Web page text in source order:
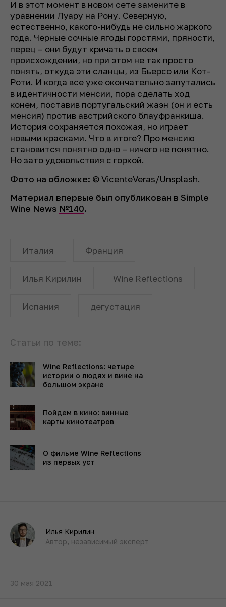
И в этот момент в новом сете замените в
уравнении Луару на Рону. Северную,
естественно, какого-нибудь не сильно жаркого
года. Черные сочные ягоды горстями, пряности,
перец – они будут кричать о своем
происхождении, но при этом не так просто
понять, откуда эти сланцы, из Бьерсо или Кот-
Роти. И когда все уже окончательно запутались
в идентичности менсии, пора сделать ход
конем, поставив португальский жаэн (он и есть
менсия) против австрийского блауфранкиша.
История сохраняется похожая, но играет
новыми красками. Что в итоге? Про менсию
становится понятно одно – ничего не понятно.
Но зато удовольствия с горкой.
Фото на обложке: © VicenteVeras/Unsplash.
Материал впервые был опубликован в Simple
Wine News №140.
Италия Франция
Илья Кирилин Wine Reflections
Испания дегустация
Статьи по теме:
Wine Reflections: четыре
истории о людях и вине на
большом экране
Пойдем в кино: винные
карты кинотеатров
О фильме Wine Reflections
из первых уст
Илья Кирилин
Автор, независимый эксперт
30 мая 2021